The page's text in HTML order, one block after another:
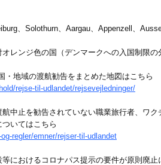
、Solothurn、Aargau、Appenzell、
レンジ色の国（デンマークへの入国制限の
・地域の渡航勧告をまとめた地図はこちら
rejse-til-udlandet/rejsevejledninger/
中止を勧告されていない職業旅行者、ワ
ついてはこちら
regler/emner/rejser-til-udlandet
におけるコロナパス提示の要件が原則廃止